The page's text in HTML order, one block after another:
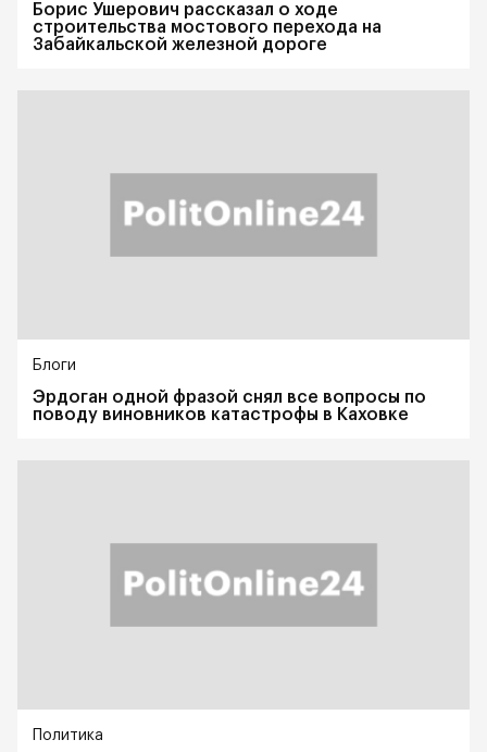
Борис Ушерович рассказал о ходе
строительства мостового перехода на
Забайкальской железной дороге
Блоги
Эрдоган одной фразой снял все вопросы по
поводу виновников катастрофы в Каховке
Политика